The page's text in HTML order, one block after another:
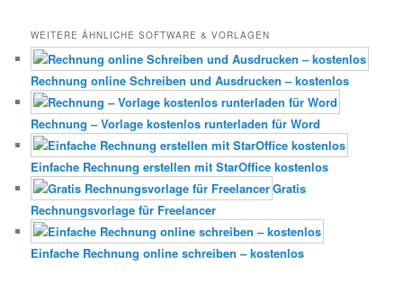
WEITERE ÄHNLICHE SOFTWARE & VORLAGEN
Rechnung online Schreiben und Ausdrucken – kostenlos
Rechnung – Vorlage kostenlos runterladen für Word
Einfache Rechnung erstellen mit StarOffice kostenlos
Gratis
Rechnungsvorlage für Freelancer
Einfache Rechnung online schreiben – kostenlos